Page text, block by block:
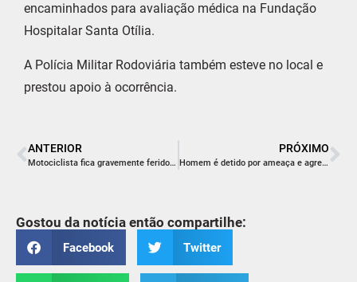
encaminhados para avaliação médica na Fundação
Hospitalar Santa Otília.
A Polícia Militar Rodoviária também esteve no local e
prestou apoio à ocorrência.
ANTERIOR
Motociclista fica gravemente ferido em colisão frontal em Maracajá
PRÓXIMO
Homem é detido por ameaça e agressão contra adolescente em Içara
Gostou da notícia então compartilhe:
Facebook Twitter